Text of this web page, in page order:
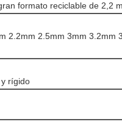
formato reciclable de 2,2
2.2mm 2.5mm 3mm 3.2mm
rígido